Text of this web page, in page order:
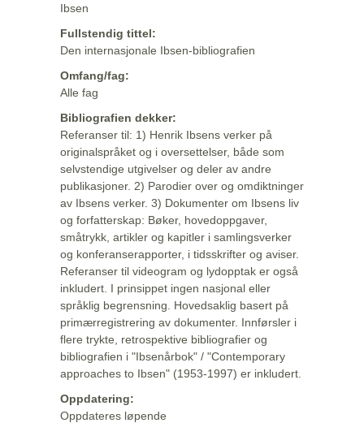
Ibsen
Fullstendig tittel:
Den internasjonale Ibsen-bibliografien
Omfang/fag:
Alle fag
Bibliografien dekker:
Referanser til: 1) Henrik Ibsens verker på
originalspråket og i oversettelser, både som
selvstendige utgivelser og deler av andre
publikasjoner. 2) Parodier over og omdiktninger
av Ibsens verker. 3) Dokumenter om Ibsens liv
og forfatterskap: Bøker, hovedoppgaver,
småtrykk, artikler og kapitler i samlingsverker
og konferanserapporter, i tidsskrifter og aviser.
Referanser til videogram og lydopptak er også
inkludert. I prinsippet ingen nasjonal eller
språklig begrensning. Hovedsaklig basert på
primærregistrering av dokumenter. Innførsler i
flere trykte, retrospektive bibliografier og
bibliografien i "Ibsenårbok" / "Contemporary
approaches to Ibsen" (1953-1997) er inkludert.
Oppdatering:
Oppdateres løpende